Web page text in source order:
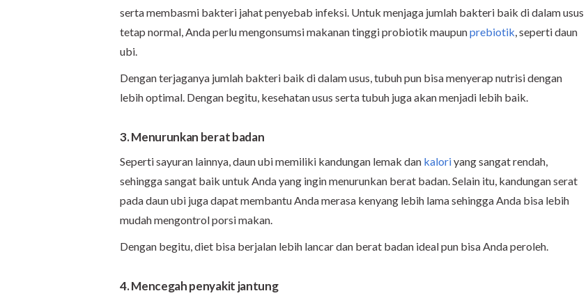
serta membasmi bakteri jahat penyebab infeksi. Untuk menjaga jumlah bakteri baik di dalam usus
tetap normal, Anda perlu mengonsumsi makanan tinggi probiotik maupunprebiotik, seperti daun
ubi.
Dengan terjaganya jumlah bakteri baik di dalam usus, tubuh pun bisa menyerap nutrisi dengan
lebih optimal. Dengan begitu, kesehatan usus serta tubuh juga akan menjadi lebih baik.
3. Menurunkan berat badan
Seperti sayuran lainnya, daun ubi memiliki kandungan lemak dan kaloriyang sangat rendah,
sehingga sangat baik untuk Anda yang ingin menurunkan berat badan. Selain itu, kandungan serat
pada daun ubi juga dapat membantu Anda merasa kenyang lebih lama sehingga Anda bisa lebih
mudah mengontrol porsi makan.
Dengan begitu, diet bisa berjalan lebih lancar dan berat badan ideal pun bisa Anda peroleh.
4. Mencegah penyakit jantung